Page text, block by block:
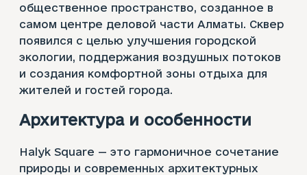
общественное пространство, созданное в
самом центре деловой части Алматы. Сквер
появился с целью улучшения городской
экологии, поддержания воздушных потоков
и создания комфортной зоны отдыха для
жителей и гостей города.
Архитектура и особенности
Halyk Square — это гармоничное сочетание
природы и современных архитектурных